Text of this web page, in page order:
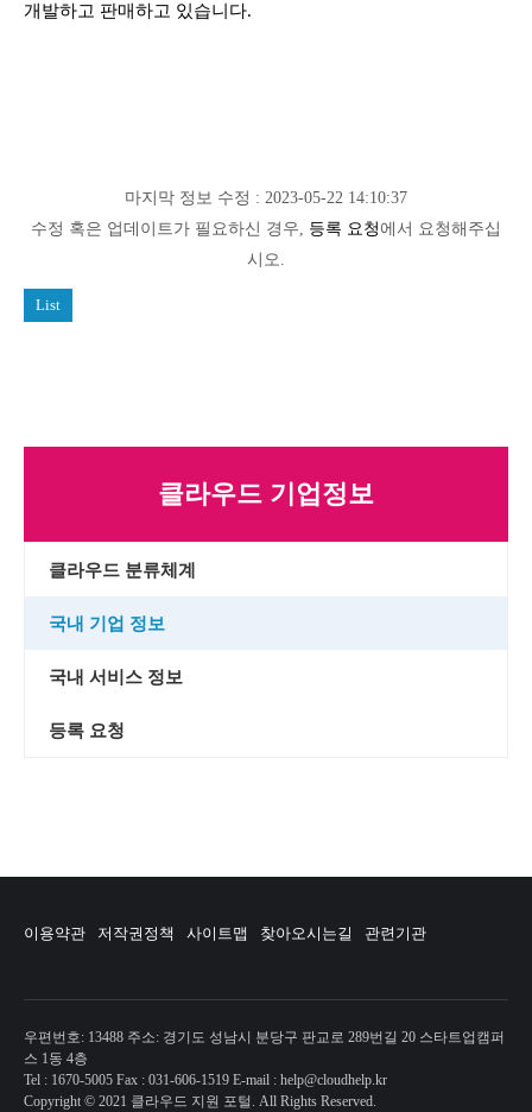
개발하고 판매하고 있습니다.
마지막 정보 수정 : 2023-05-22 14:10:37
수정 혹은 업데이트가 필요하신 경우, 등록 요청에서 요청해주십
시오.
List
클라우드 기업정보
클라우드 분류체계
국내 기업 정보
국내 서비스 정보
등록 요청
이용약관 저작권정책 사이트맵 찾아오시는길 관련기관
우편번호: 13488 주소: 경기도 성남시 분당구 판교로 289번길 20 스타트업캠퍼
스 1동 4층
Tel : 1670-5005 Fax : 031-606-1519 E-mail : help@cloudhelp.kr
Copyright © 2021 클라우드 지원 포털. All Rights Reserved.